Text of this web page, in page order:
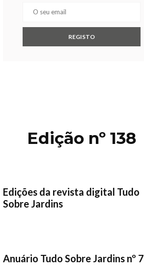
Edição nº 138
Edições da revista digital Tudo
Sobre Jardins
Anuário Tudo Sobre Jardins nº 7